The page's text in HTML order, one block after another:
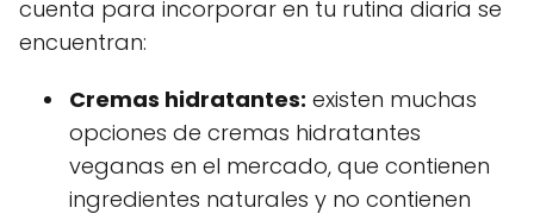
cuenta para incorporar en tu rutina diaria se
encuentran:
Cremas hidratantes: existen muchas
opciones de cremas hidratantes
veganas en el mercado, que contienen
ingredientes naturales y no contienen